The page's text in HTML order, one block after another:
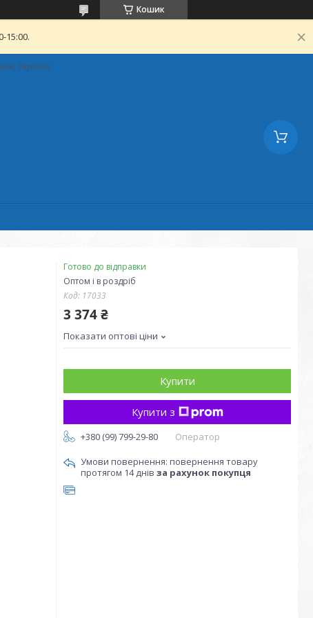
Кошик
15:00.
Україна
Готово до відправки
Оптом і в роздріб
Код: 17033
3 374 ₴
Показати оптові ціни
Купити
Купити з
+380 (99) 799-29-80
Оператор
повернення товару
протягом 14 днів за рахунок покупця